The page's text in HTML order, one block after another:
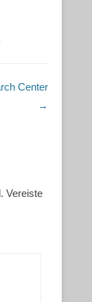
Center
→
Vereiste